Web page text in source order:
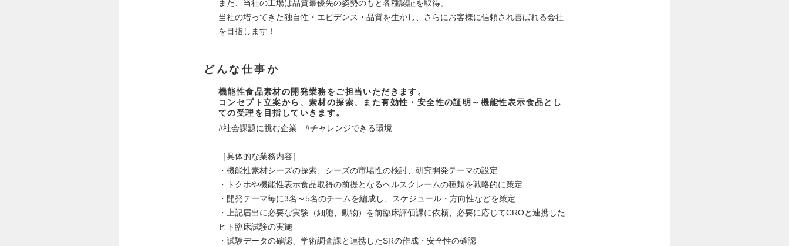
また、当社の工場は品質最優先の姿勢のもと各種認証を取得。
当社の培ってきた独自性・エビデンス・品質を生かし、さらにお客様に信頼され喜ばれる会社
を目指します！
どんな仕事か
機能性食品素材の開発業務をご担当いただきます。
コンセプト立案から、素材の探索、また有効性・安全性の証明～機能性表示食品とし
ての受理を目指していきます。
#社会課題に挑む企業 #チャレンジできる環境
［具体的な業務内容］
・機能性素材シーズの探索、シーズの市場性の検討、研究開発テーマの設定
・トクホや機能性表示食品取得の前提となるヘルスクレームの種類を戦略的に策定
・開発テーマ毎に3名～5名のチームを編成し、スケジュール・方向性などを策定
・上記届出に必要な実験（細胞、動物）を前臨床評価課に依頼、必要に応じてCROと連携した
ヒト臨床試験の実施
・試験データの確認、学術調査課と連携したSRの作成・安全性の確認